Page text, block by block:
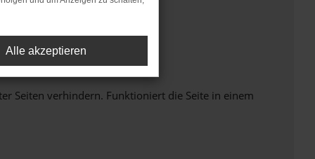
Seiten verhindern. Funktioniert die Seite in einem
Alle akzeptieren